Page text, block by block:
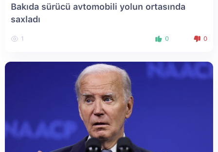
Bakıda sürücü avtomobili yolun ortasında
saxladı
1 0 0